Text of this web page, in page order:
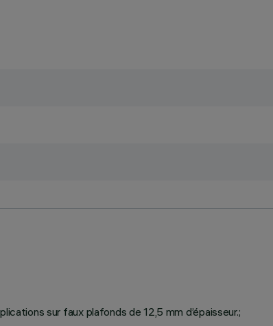
sur faux plafonds de 12,5 mm d’épaisseur.;